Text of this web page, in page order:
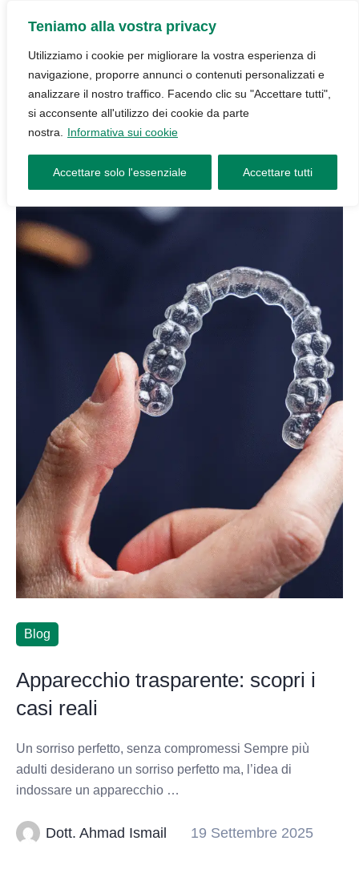
Teniamo alla vostra privacy
Utilizziamo i cookie per migliorare la vostra esperienza di
navigazione, proporre annunci o contenuti personalizzati e
analizzare il nostro traffico. Facendo clic su "Accettare tutti",
si acconsente all'utilizzo dei cookie da parte
nostra.
Informativa sui cookie
Accettare solo l'essenziale Accettare tutti
Blog
Apparecchio trasparente: scopri i
casi reali
Un sorriso perfetto, senza compromessi Sempre più
adulti desiderano un sorriso perfetto ma, l’idea di
indossare un apparecchio …
Dott. Ahmad Ismail 19 Settembre 2025